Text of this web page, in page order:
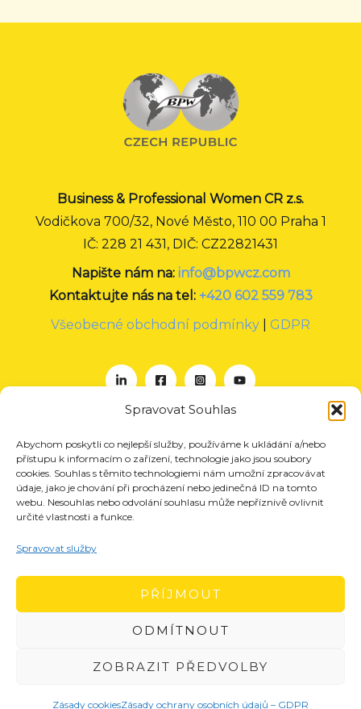
Spravovat Souhlas
Abychom poskytli co nejlepší služby, používáme k ukládání a/nebo
přístupu k informacím o zařízení, technologie jako jsou soubory
cookies. Souhlas s těmito technologiemi nám umožní zpracovávat
údaje, jako je chování při procházení nebo jedinečná ID na tomto
webu. Nesouhlas nebo odvolání souhlasu může nepříznivě ovlivnit
určité vlastnosti a funkce.
Spravovat služby
PŘÍJMOUT
ODMÍTNOUT
ZOBRAZIT PŘEDVOLBY
Zásady cookiesZásady ochrany osobních údajů – GDPR
Business & Professional Women CR z.s.
Vodičkova 700/32, Nové Město, 110 00 Praha 1
IČ: 228 21 431, DIČ: CZ22821431
Napište nám na: info@bpwcz.com
Kontaktujte nás na tel: +420 602 559 783
Všeobecné obchodní podmínky
GDPR
O nás
Projekty
Členství
Kontakt